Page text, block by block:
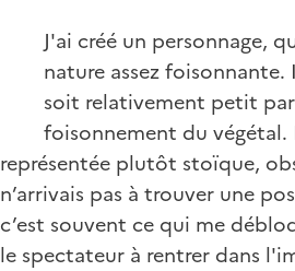
J'ai créé un personnage,
nature assez
soit relativement petit
foisonnement du végétal.
représentée plutôt stoïque,
n’arrivais pas à trouver une
c’est souvent ce qui me
le spectateur à rentrer dans